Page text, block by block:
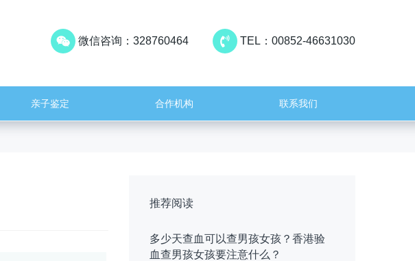
TEL：00852-46631030
微信咨询：328760464
亲子鉴定 合作机构 联系我们
推荐阅读
多少天查血可以查男孩女孩？香港验
血查男孩女孩要注意什么？